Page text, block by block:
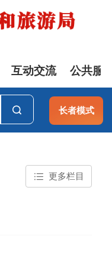
互动交流 公共服
长者模式
更多栏目